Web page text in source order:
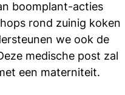
boomplant-acties
rond zuinig koken
we ook de
medische post zal
een materniteit.